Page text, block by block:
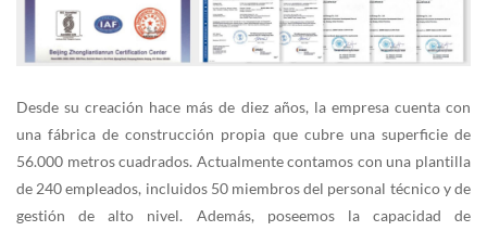
Desde su creación hace más de diez años, la empresa cuenta con
una fábrica de construcción propia que cubre una superficie de
56.000 metros cuadrados. Actualmente contamos con una plantilla
de 240 empleados, incluidos 50 miembros del personal técnico y de
gestión de alto nivel. Además, poseemos la capacidad de